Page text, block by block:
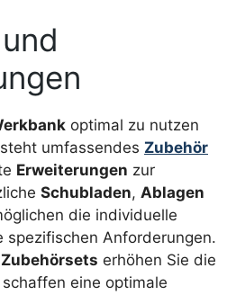
optimal zu nutzen
umfassendes Zubehör
Erweiterungen zur
Schubladen, Ablagen
die individuelle
spezifischen Anforderungen.
Zubehörsets erhöhen Sie die
eine optimale